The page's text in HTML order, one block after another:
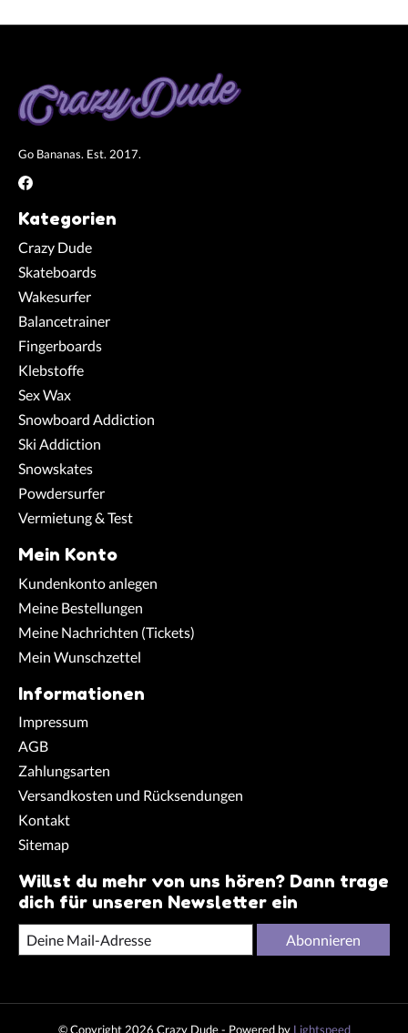
Go Bananas. Est. 2017.
Kategorien
Crazy Dude
Skateboards
Wakesurfer
Balancetrainer
Fingerboards
Klebstoffe
Sex Wax
Snowboard Addiction
Ski Addiction
Snowskates
Powdersurfer
Vermietung & Test
Mein Konto
Kundenkonto anlegen
Meine Bestellungen
Meine Nachrichten (Tickets)
Mein Wunschzettel
Informationen
Impressum
AGB
Zahlungsarten
Versandkosten und Rücksendungen
Kontakt
Sitemap
Willst du mehr von uns hören? Dann trage
dich für unseren Newsletter ein
Abonnieren
© Copyright 2026 Crazy Dude - Powered by Lightspeed